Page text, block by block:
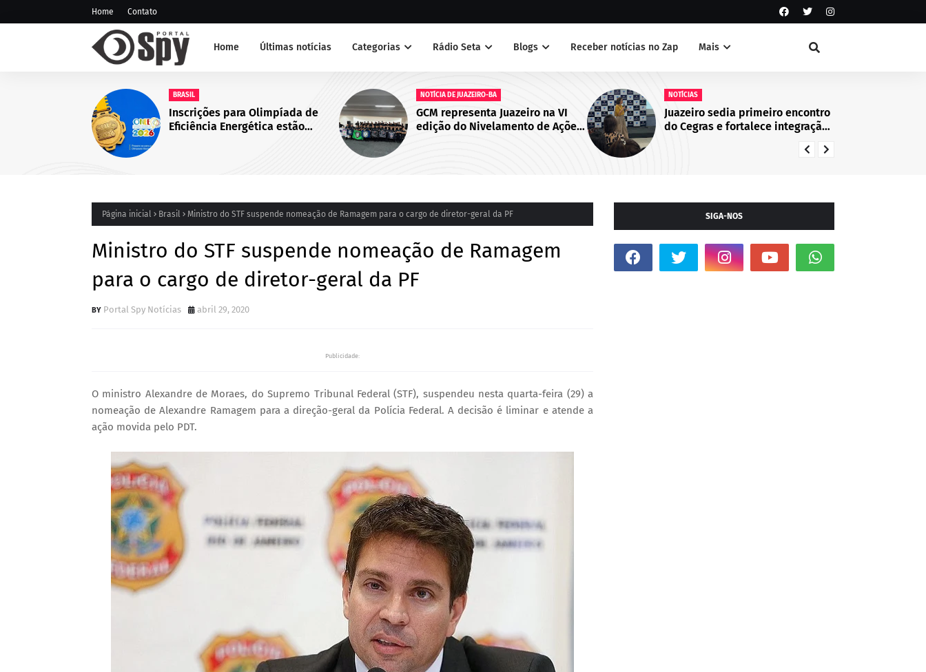
Home Contato
Home Últimas notícias Categorias Rádio Seta Blogs Receber notícias no Zap Mais
NOTÍCIA DE JUAZEIRO-BA
GCM representa Juazeiro na VI
edição do Nivelamento de Ações
Táticas (NAT-ROMU), em Cabo de
NOTÍCIAS
Juazeiro sedia primeiro encontro
do Cegras e fortalece integração
da saúde na Macrorregião Norte
NOTÍCIAS
Guarda Civil Municipal identifica
suspeito de atos de vandalismo
Página inicial Brasil Ministro do STF suspende nomeação de Ramagem para o cargo de diretor-geral da PF
Ministro do STF suspende nomeação de Ramagem
para o cargo de diretor-geral da PF
Portal Spy Notícias abril 29, 2020
Publicidade:
O ministro Alexandre de Moraes, do Supremo Tribunal Federal (STF), suspendeu nesta quarta-feira (29) a
nomeação de Alexandre Ramagem para a direção-geral da Polícia Federal. A decisão é liminar e atende a
ação movida pelo PDT.
SIGA-NOS